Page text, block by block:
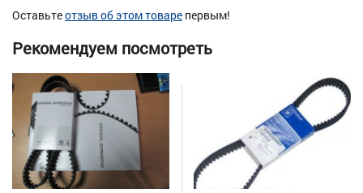
Оставьтеотзыв об этом товаре первым!
Рекомендуем посмотреть